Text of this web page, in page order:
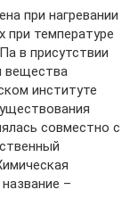
при нагревании
при температуре
в присутствии
вещества
институте
совместно с
–